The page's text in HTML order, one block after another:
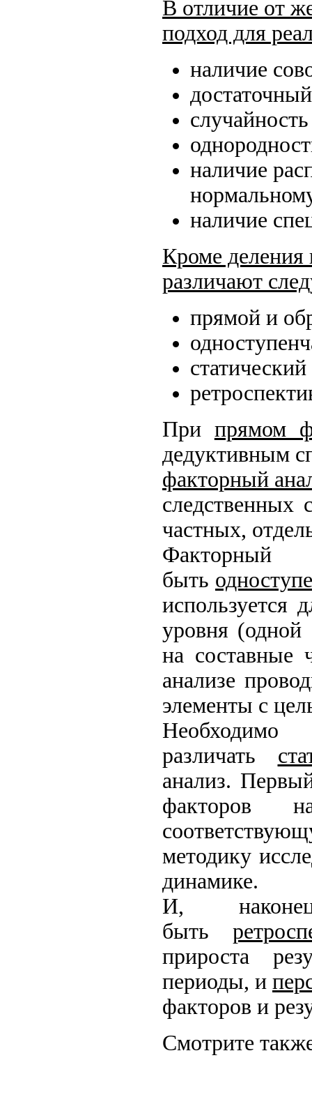
В отличие от
подход для
наличие
наличие
наличие
Кроме деления
различают
прямой и
При прямом
дедуктивным
факторный
следственных
частных,
быть
используется
уровня (одной
на составные
анализе
элементы с
различать
анализ.
факторов
методику
динамике.
И,
быть
прироста
периоды, и
факторов и
Смотрите